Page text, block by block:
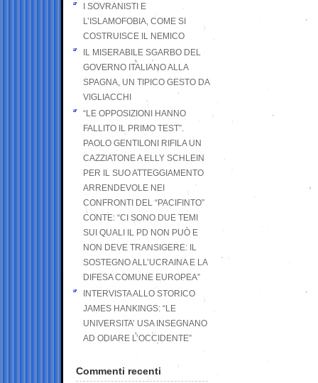
I SOVRANISTI E
L’ISLAMOFOBIA, COME SI
COSTRUISCE IL NEMICO
IL MISERABILE SGARBO DEL
GOVERNO ITALIANO ALLA
SPAGNA, UN TIPICO GESTO DA
VIGLIACCHI
“LE OPPOSIZIONI HANNO
FALLITO IL PRIMO TEST”.
PAOLO GENTILONI RIFILA UN
CAZZIATONE A ELLY SCHLEIN
PER IL SUO ATTEGGIAMENTO
ARRENDEVOLE NEI
CONFRONTI DEL “PACIFINTO”
CONTE: “CI SONO DUE TEMI
SUI QUALI IL PD NON PUÒ E
NON DEVE TRANSIGERE: IL
SOSTEGNO ALL’UCRAINA E LA
DIFESA COMUNE EUROPEA”
INTERVISTA ALLO STORICO
JAMES HANKINGS: “LE
UNIVERSITA’ USA INSEGNANO
AD ODIARE L’OCCIDENTE”
Commenti recenti